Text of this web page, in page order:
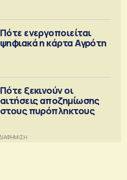
Πότε ενεργοποιείται
ψηφιακά η κάρτα Αγρότη
Πότε ξεκινούν οι
αιτήσεις αποζημίωσης
στους πυρόπληκτους